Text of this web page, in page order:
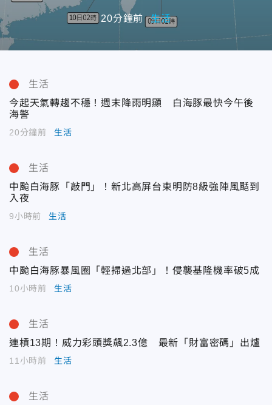
生活
今起天氣轉趨不穩！週末降雨明顯 白海豚最快今午後
海警
20分鐘前 生活
生活
中颱白海豚「敲門」！新北高屏台東明防8級強陣風颳到
入夜
9小時前 生活
生活
中颱白海豚暴風圈「輕掃過北部」！侵襲基隆機率破5成
10小時前 生活
生活
連槓13期！威力彩頭獎飆2.3億 最新「財富密碼」出爐
11小時前 生活
生活
20分鐘前 生活